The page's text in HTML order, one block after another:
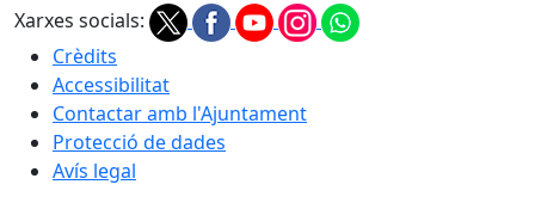
Xarxes socials:
Crèdits
Accessibilitat
Contactar amb l'Ajuntament
Protecció de dades
Avís legal